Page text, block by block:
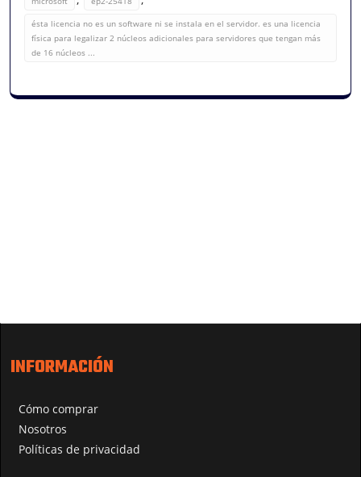
ésta licencia no es un software ni se instala en el servidor. es una licencia
física para legalizar 2 núcleos adicionales para servidores que tengan más
de 16 núcleos ...
INFORMACIÓN
Cómo comprar
Nosotros
Políticas de privacidad